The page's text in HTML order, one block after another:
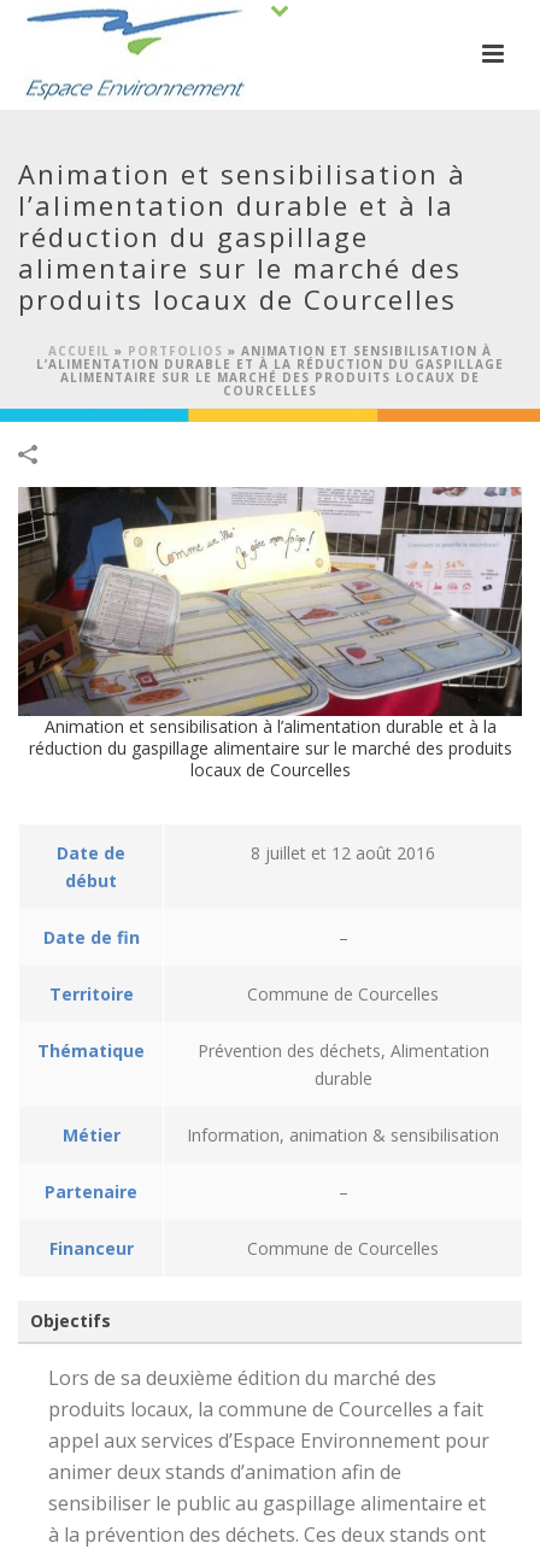
Animation et sensibilisation à
l’alimentation durable et à la
réduction du gaspillage
alimentaire sur le marché des
produits locaux de Courcelles
ACCUEIL » PORTFOLIOS » ANIMATION ET SENSIBILISATION À
L’ALIMENTATION DURABLE ET À LA RÉDUCTION DU GASPILLAGE
ALIMENTAIRE SUR LE MARCHÉ DES PRODUITS LOCAUX DE
COURCELLES
Animation et sensibilisation à l’alimentation durable et à la
réduction du gaspillage alimentaire sur le marché des produits
locaux de Courcelles
Date de
début
8 juillet et 12 août 2016
Date de fin –
Territoire Commune de Courcelles
Thématique
Prévention des déchets, Alimentation
durable
Métier Information, animation & sensibilisation
Partenaire –
Financeur Commune de Courcelles
Objectifs
Lors de sa deuxième édition du marché des
produits locaux, la commune de Courcelles a fait
appel aux services d’Espace Environnement pour
animer deux stands d’animation afin de
sensibiliser le public au gaspillage alimentaire et
à la prévention des déchets. Ces deux stands ont